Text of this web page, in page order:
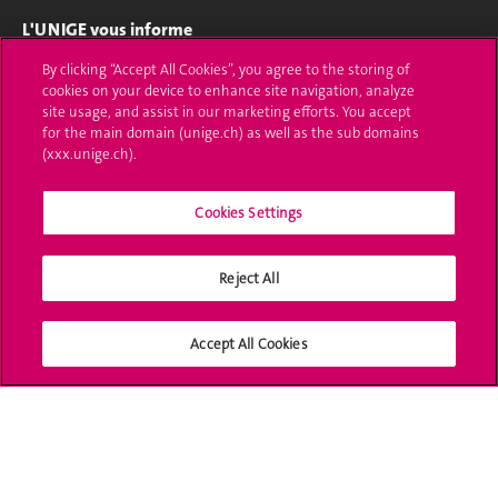
L'UNIGE vous informe
UNIGE Mobile
Médias
Offres d'emploi
Calendrier académique
Médias sociaux UNIGE
By clicking “Accept All Cookies”, you agree to the storing of
cookies on your device to enhance site navigation, analyze
site usage, and assist in our marketing efforts. You accept
for the main domain (unige.ch) as well as the sub domains
(xxx.unige.ch).
Cookies Settings
Reject All
Accept All Cookies